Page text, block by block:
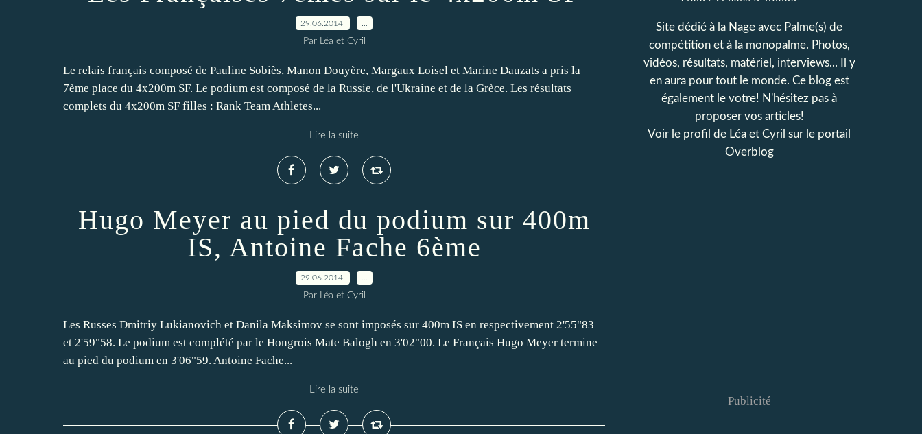
29.06.2014
Par Léa et Cyril
Le relais français composé de Pauline Sobiès, Manon Douyère, Margaux Loisel et Marine Dauzats a pris la
7ème place du 4x200m SF. Le podium est composé de la Russie, de l'Ukraine et de la Grèce. Les résultats
complets du 4x200m SF filles : Rank Team Athletes...
Lire la suite
Hugo Meyer au pied du podium sur 400m
IS, Antoine Fache 6ème
29.06.2014
Par Léa et Cyril
Les Russes Dmitriy Lukianovich et Danila Maksimov se sont imposés sur 400m IS en respectivement 2'55"83
et 2'59"58. Le podium est complété par le Hongrois Mate Balogh en 3'02"00. Le Français Hugo Meyer termine
au pied du podium en 3'06"59. Antoine Fache...
Lire la suite
Site dédié à la Nage avec Palme(s) de
compétition et à la monopalme. Photos,
vidéos, résultats, matériel, interviews... Il y
en aura pour tout le monde. Ce blog est
également le votre! N'hésitez pas à
proposer vos articles!
Voir le profil de Léa et Cyril sur le portail
Overblog
Publicité